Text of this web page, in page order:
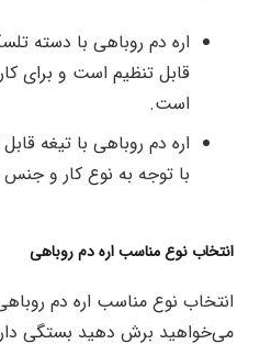
اره دم روباهی با دسته
قابل تنظیم است و برای
است.
اره دم روباهی با تیغه
با توجه به نوع کار و
انتخاب نوع مناسب اره دم روباهی
انتخاب نوع مناسب اره دم
می‌خواهید برش دهید بستگی